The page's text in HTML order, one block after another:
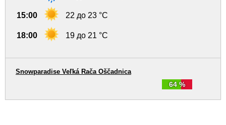
15:00 22 до 23 °C
18:00 19 до 21 °C
64 %
Snowparadise Veľká Rača Oščadnica